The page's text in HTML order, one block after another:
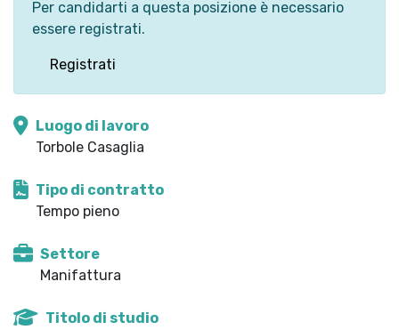
Per candidarti a questa posizione è necessario
essere registrati.
Registrati
Luogo di lavoro
Torbole Casaglia
Tipo di contratto
Tempo pieno
Settore
Manifattura
Titolo di studio